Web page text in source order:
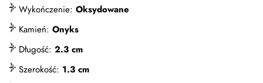
Wykończenie: Oksydowane
Kamień: Onyks
Długość: 2.3 cm
Szerokość: 1.3 cm